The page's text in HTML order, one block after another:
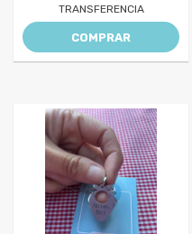
TRANSFERENCIA
COMPRAR